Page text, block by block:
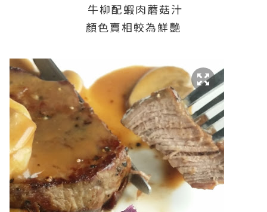
牛柳配蝦肉蘑菇汁
顏色賣相較為鮮艷